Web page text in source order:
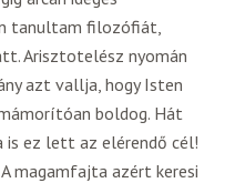
tanultam filozófiát,
Arisztotelész nyomán
azt vallja, hogy Isten
boldog. Hát
is ez lett az elérendő cél!
magamfajta azért keresi